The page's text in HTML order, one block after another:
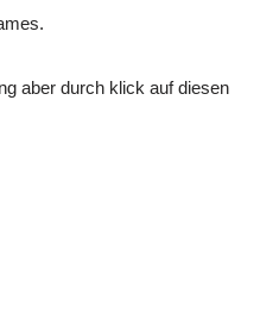
aber durch klick auf diesen